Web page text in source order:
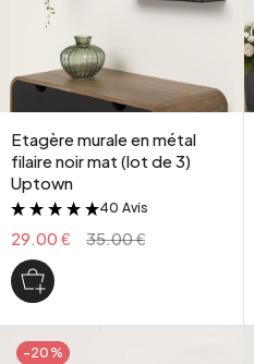
Etagère murale en métal
filaire noir mat (lot de 3)
Uptown
&
40 Avis
29.00 € 35.00 €
-20%